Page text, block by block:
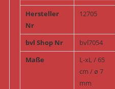
Hersteller
Nr
12705
bvl Shop Nr
bvl7054
Maße
L-xL / 65
cm / ø 7
mm